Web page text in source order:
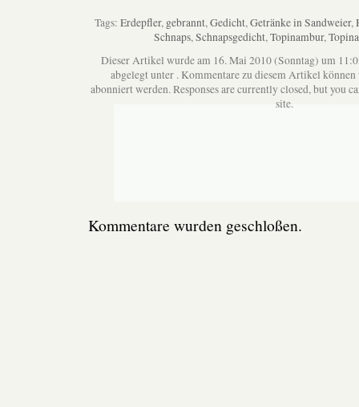
Tags: Erdepfler, gebrannt,Gedicht,Getränke in Sandweier,
Schnaps,Schnapsgedicht,Topinambur,
Dieser Artikel wurde am 16. Mai 2010 (Sonntag) um
abgelegt unter . Kommentare zu diesem Artikel
abonniert werden. Responses are currently closed, but you
site.
Kommentare wurden geschloßen.